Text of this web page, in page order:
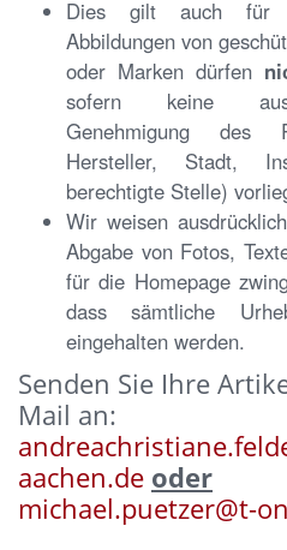
Dies gilt auch für
Abbildungen von
oder Marken dürfen
sofern keine
Genehmigung des
Hersteller, Stadt,
berechtigte Stelle)
Wir weisen
Abgabe von Fotos,
für die Homepage
dass sämtliche
eingehalten werden.
Senden Sie Ihre
Mail an:
aachen.de oder
michael.puetzer@t-